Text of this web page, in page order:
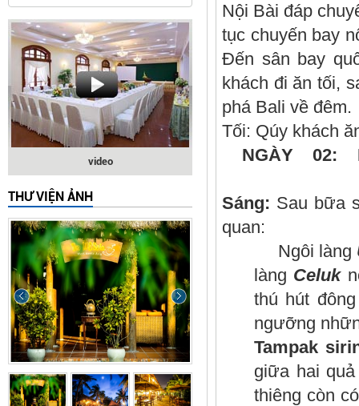
video
THƯ VIỆN ẢNH
Nội Bài đáp
tục chuyến bay
Đến sân bay
khách đi ăn tối,
phá Bali về đêm.
Tối: Qúy khách
NGÀY
Sáng: Sau bữa
quan:
Ngôi làng
làng Celuk
thú hút
ngưỡng
Tampak
giữa hai
thiêng còn